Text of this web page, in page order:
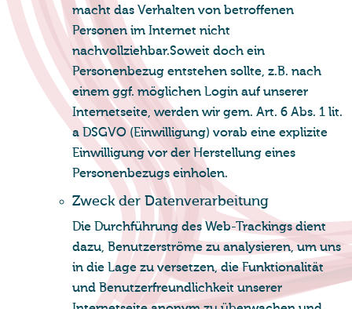
macht das Verhalten von betroffenen
Personen im Internet nicht
nachvollziehbar.Soweit doch ein
Personenbezug entstehen sollte, z.B. nach
einem ggf. möglichen Login auf unserer
Internetseite, werden wir gem. Art. 6 Abs. 1 lit.
a DSGVO (Einwilligung) vorab eine explizite
Einwilligung vor der Herstellung eines
Personenbezugs einholen.
Zweck der Da­ten­ver­ar­bei­tung
Die Durchführung des Web-Trackings dient
dazu, Benutzerströme zu analysieren, um uns
in die Lage zu versetzen, die Funktionalität
und Benutzerfreundlichkeit unserer